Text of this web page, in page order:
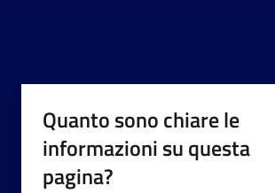
Quanto sono chiare le
informazioni su questa
pagina?